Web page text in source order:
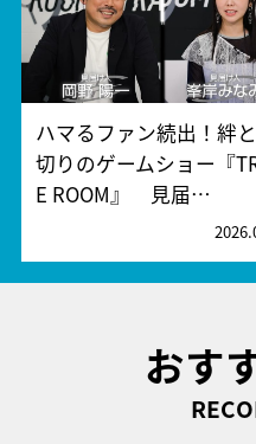
ハマるファン続出！絆
切りのゲームショー『
E ROOM』 見届…
おす